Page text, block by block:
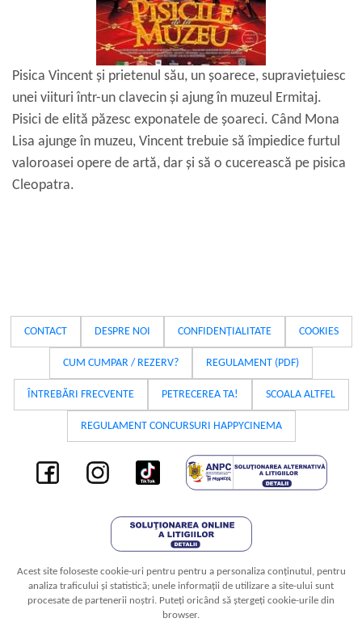
Pisica Vincent și prietenul său, un șoarece, supraviețuiesc
unei viituri într-un clavecin și ajung în muzeul Ermitaj.
Pisici de elită păzesc exponatele de șoareci. Când Mona
Lisa ajunge în muzeu, Vincent trebuie să împiedice furtul
valoroasei opere de artă, dar și să o cucerească pe pisica
Cleopatra.
CONTACT DESPRE NOI CONFIDENȚIALITATE COOKIES
CUM CUMPAR / REZERV? REGULAMENT (PDF)
ÎNTREBĂRI FRECVENTE PETRECEREA TA! SCOALA ALTFEL
REGULAMENT CONCURSURI HAPPYCINEMA
Acest site foloseste cookie-uri pentru pentru a personaliza conținutul, pentru
analiza traficului și statistică; unele informații de utilizare a site-ului sunt
procesate de partenerii noștri. Puteți oricând să ștergeți cookie-urile din
browser.